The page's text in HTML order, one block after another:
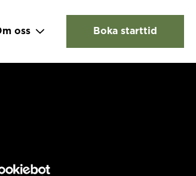
oss Boka starttid